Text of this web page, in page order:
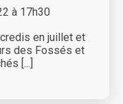
à 17h30
en juillet et
des Fossés et
[...]